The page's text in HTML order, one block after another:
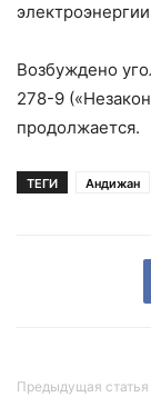
Возбуждено
278-9
продолжается.
ТЕГИ Андижан
Предыдущая статья